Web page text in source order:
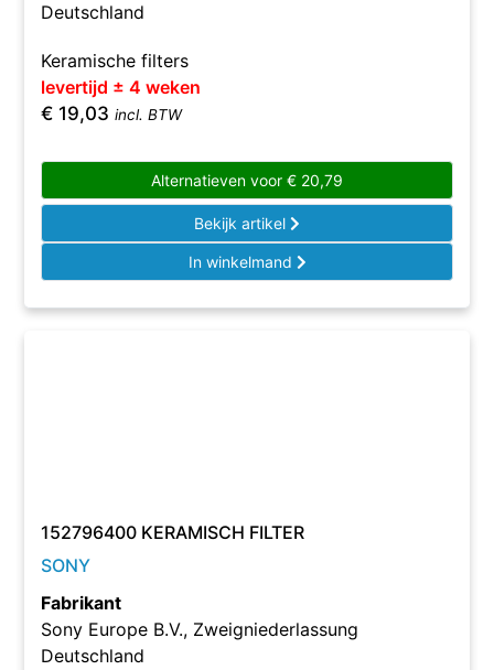
Deutschland
Keramische filters
levertijd ± 4 weken
€ 19,03 incl. BTW
Alternatieven voor € 20,79
Bekijk artikel
In winkelmand
152796400 KERAMISCH FILTER
SONY
Fabrikant
Sony Europe B.V., Zweigniederlassung
Deutschland